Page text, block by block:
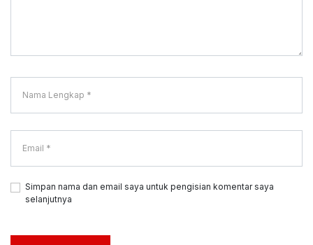
Simpan nama dan email saya untuk pengisian komentar saya
selanjutnya